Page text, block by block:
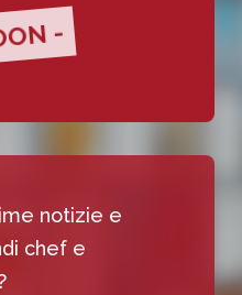
-
notizie e
chef e